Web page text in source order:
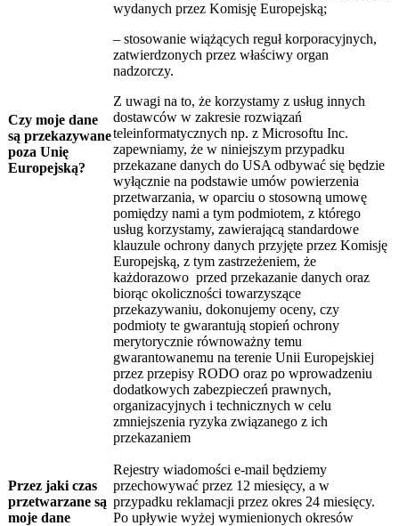
Czy moje dane
są przekazywane
poza Unię
Europejską?
wydanych przez Komisję Europejską;
– stosowanie wiążących reguł korporacyjnych,
zatwierdzonych przez właściwy organ
nadzorczy.
Z uwagi na to, że korzystamy z usług innych
dostawców w zakresie rozwiązań
teleinformatycznych np. z Microsoftu Inc.
zapewniamy, że w niniejszym przypadku
przekazane danych do USA odbywać się będzie
wyłącznie na podstawie umów powierzenia
przetwarzania, w oparciu o stosowną umowę
pomiędzy nami a tym podmiotem, z którego
usług korzystamy, zawierającą standardowe
klauzule ochrony danych przyjęte przez Komisję
Europejską, z tym zastrzeżeniem, że
każdorazowo przed przekazanie danych oraz
biorąc okoliczności towarzyszące
przekazywaniu, dokonujemy oceny, czy
podmioty te gwarantują stopień ochrony
merytorycznie równoważny temu
gwarantowanemu na terenie Unii Europejskiej
przez przepisy RODO oraz po wprowadzeniu
dodatkowych zabezpieczeń prawnych,
organizacyjnych i technicznych w celu
zmniejszenia ryzyka związanego z ich
przekazaniem
Przez jaki czas
przetwarzane są
moje dane
Rejestry wiadomości e-mail będziemy
przechowywać przez 12 miesięcy, a w
przypadku reklamacji przez okres 24 miesięcy.
Po upływie wyżej wymienionych okresów